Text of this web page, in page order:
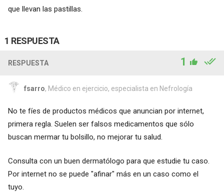
que llevan las pastillas.
1 RESPUESTA
RESPUESTA 1
fsarro, Médico en ejercicio, especialista en Nefrología
No te fíes de productos médicos que anuncian por internet,
primera regla. Suelen ser falsos medicamentos que sólo
buscan mermar tu bolsillo, no mejorar tu salud.
Consulta con un buen dermatólogo para que estudie tu caso.
Por internet no se puede "afinar" más en un caso como el
tuyo.